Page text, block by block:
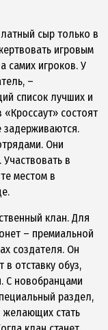
сыр только в
игровым
самих игроков. У
–
список лучших и
состоят
задерживаются.
Они
в
местом в
клан. Для
– премиальной
создателя. Он
в отставку обуз,
С новобранцами
раздел,
желающих стать